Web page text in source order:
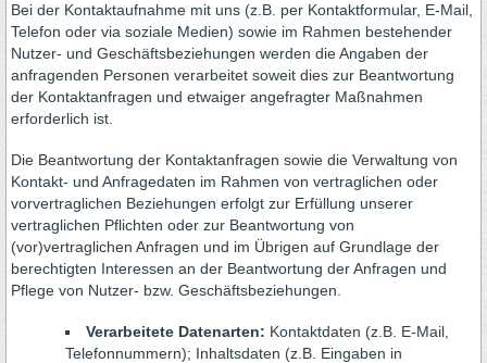
Bei der Kontaktaufnahme mit uns (z.B. per Kontaktformular, E-Mail,
Telefon oder via soziale Medien) sowie im Rahmen bestehender
Nutzer- und Geschäftsbeziehungen werden die Angaben der
anfragenden Personen verarbeitet soweit dies zur Beantwortung
der Kontaktanfragen und etwaiger angefragter Maßnahmen
erforderlich ist.
Die Beantwortung der Kontaktanfragen sowie die Verwaltung von
Kontakt- und Anfragedaten im Rahmen von vertraglichen oder
vorvertraglichen Beziehungen erfolgt zur Erfüllung unserer
vertraglichen Pflichten oder zur Beantwortung von
(vor)vertraglichen Anfragen und im Übrigen auf Grundlage der
berechtigten Interessen an der Beantwortung der Anfragen und
Pflege von Nutzer- bzw. Geschäftsbeziehungen.
Verarbeitete Datenarten: Kontaktdaten (z.B. E-Mail,
Telefonnummern); Inhaltsdaten (z.B. Eingaben in